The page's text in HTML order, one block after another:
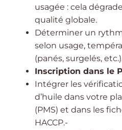
usagée : cela
qualité globale.
Déterminer un
selon usage,
(panés, surgelés,
Inscription dans le
Intégrer les
d’huile dans votre
(PMS) et dans les
HACCP.-